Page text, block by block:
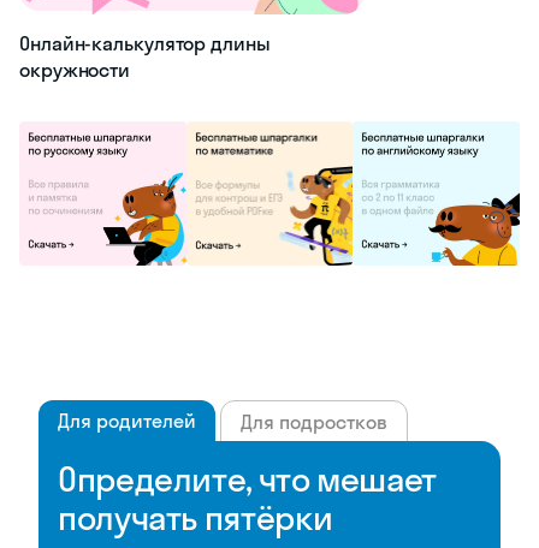
Онлайн-калькулятор длины
окружности
Для родителей Для подростков
Определите, что мешает
получать пятёрки